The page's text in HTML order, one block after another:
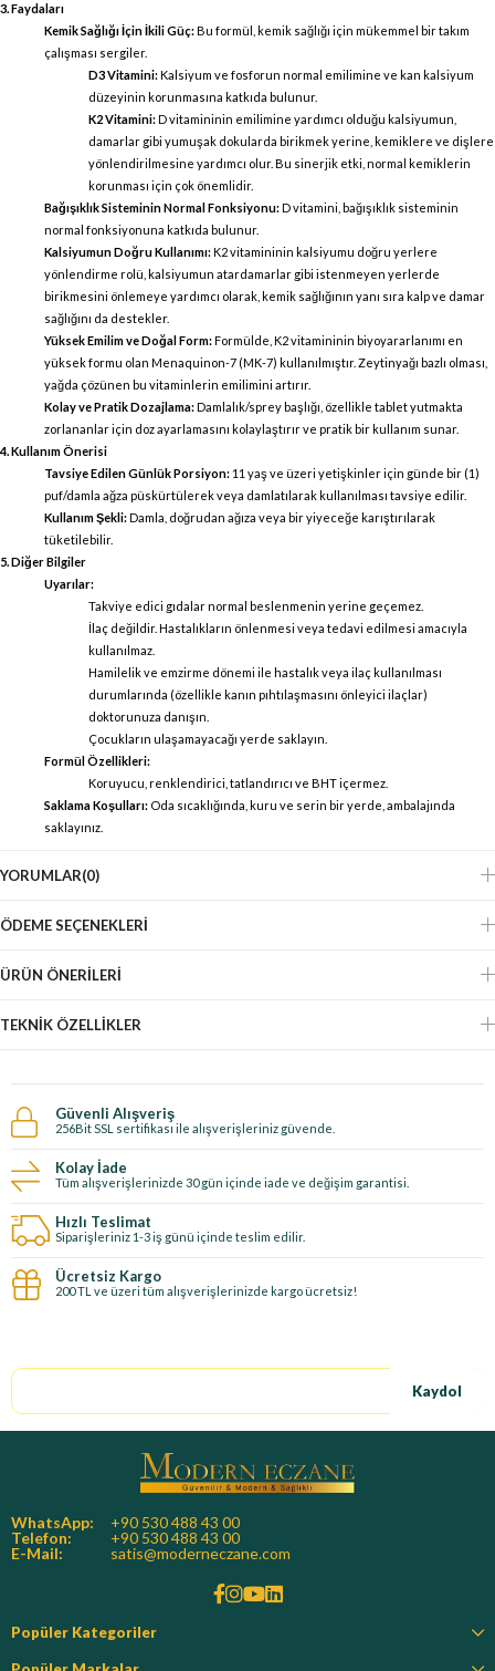
3. Faydaları
Kemik Sağlığı İçin İkili Güç:Bu formül, kemik sağlığı için mükemmel bir takım
çalışması sergiler.
D3 Vitamini:Kalsiyum ve fosforun normal emilimine ve kan kalsiyum
düzeyinin korunmasına katkıda bulunur.
K2 Vitamini:D vitamininin emilimine yardımcı olduğu kalsiyumun,
damarlar gibi yumuşak dokularda birikmek yerine, kemiklere ve dişlere
yönlendirilmesine yardımcı olur. Bu sinerjik etki, normal kemiklerin
korunması için çok önemlidir.
Bağışıklık Sisteminin Normal Fonksiyonu:D vitamini, bağışıklık sisteminin
normal fonksiyonuna katkıda bulunur.
Kalsiyumun Doğru Kullanımı:K2 vitamininin kalsiyumu doğru yerlere
yönlendirme rolü, kalsiyumun atardamarlar gibi istenmeyen yerlerde
birikmesini önlemeye yardımcı olarak, kemik sağlığının yanı sıra kalp ve damar
sağlığını da destekler.
Yüksek Emilim ve Doğal Form:Formülde, K2 vitamininin biyoyararlanımı en
yüksek formu olan Menaquinon-7 (MK-7) kullanılmıştır. Zeytinyağı bazlı olması,
yağda çözünen bu vitaminlerin emilimini artırır.
Kolay ve Pratik Dozajlama:Damlalık/sprey başlığı, özellikle tablet yutmakta
zorlananlar için doz ayarlamasını kolaylaştırır ve pratik bir kullanım sunar.
4. Kullanım Önerisi
Tavsiye Edilen Günlük Porsiyon: 11 yaş ve üzeri yetişkinler için günde bir (1)
puf/damla ağza püskürtülerek veya damlatılarak kullanılması tavsiye edilir.
Kullanım Şekli:Damla, doğrudan ağıza veya bir yiyeceğe karıştırılarak
tüketilebilir.
5. Diğer Bilgiler
Uyarılar:
Takviye edici gıdalar normal beslenmenin yerine geçemez.
İlaç değildir. Hastalıkların önlenmesi veya tedavi edilmesi amacıyla
kullanılmaz.
Hamilelik ve emzirme dönemi ile hastalık veya ilaç kullanılması
durumlarında (özellikle kanın pıhtılaşmasını önleyici ilaçlar)
doktorunuza danışın.
Çocukların ulaşamayacağı yerde saklayın.
Formül Özellikleri:
Koruyucu, renklendirici, tatlandırıcı ve BHT içermez.
Saklama Koşulları: Oda sıcaklığında, kuru ve serin bir yerde, ambalajında
saklayınız.
YORUMLAR(0)
ÖDEME SEÇENEKLERI
ÜRÜN ÖNERILERI
TEKNIK ÖZELLIKLER
Güvenli Alışveriş
256Bit SSL sertifikası ile alışverişleriniz güvende.
Kolay İade
Tüm alışverişlerinizde 30 gün içinde iade ve değişim garantisi.
Hızlı Teslimat
Siparişleriniz 1-3 iş günü içinde teslim edilir.
Ücretsiz Kargo
200 TL ve üzeri tüm alışverişlerinizde kargo ücretsiz!
Kaydol
WhatsApp:
+90 530 488 43 00
Telefon:
+90 530 488 43 00
E-Mail:
satis@moderneczane.com
Popüler Kategoriler